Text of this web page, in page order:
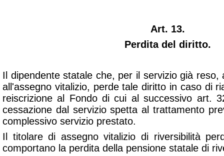
Art. 13.
Perdita del diritto.
Il dipendente statale che, per il servizio già reso,
all'assegno vitalizio, perde tale diritto in caso di
reiscrizione al Fondo di cui al successivo art.
cessazione dal servizio spetta al trattamento
complessivo servizio prestato.
Il titolare di assegno vitalizio di riversibilità
comportano la perdita della pensione statale di